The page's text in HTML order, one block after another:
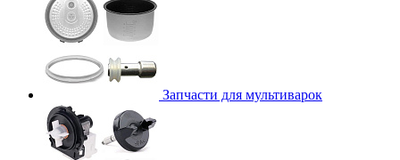
Запчасти для мультиварок